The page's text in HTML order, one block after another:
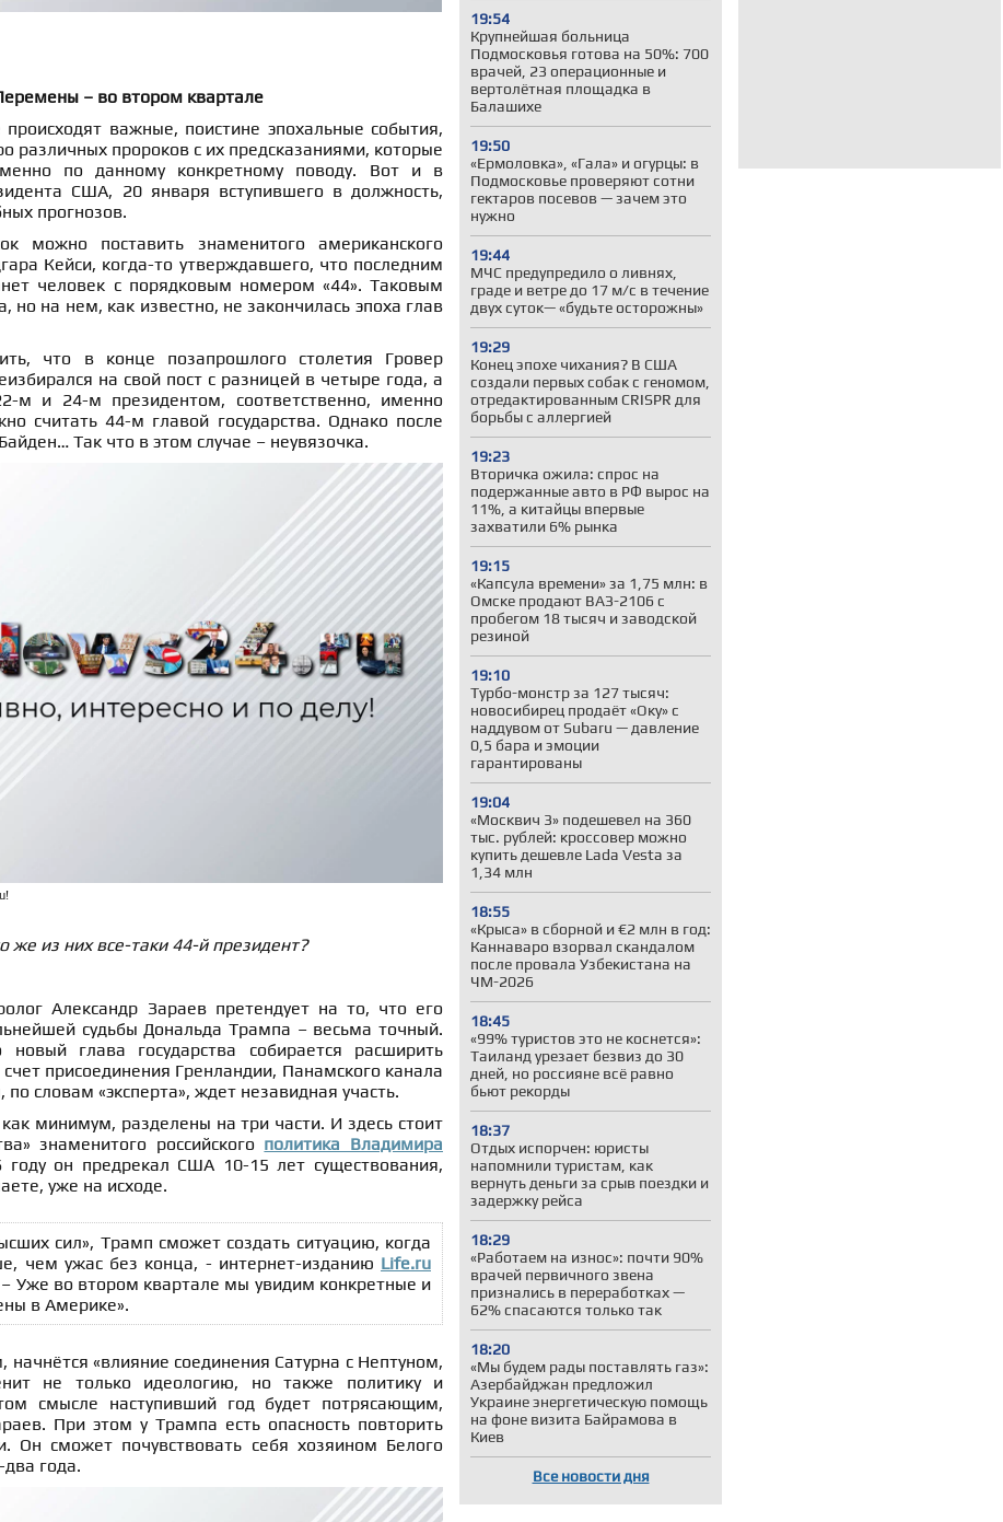
19:54
Крупнейшая больница
Подмосковья готова на 50%: 700
врачей, 23 операционные и
вертолётная площадка в
Балашихе
19:50
«Ермоловка», «Гала» и огурцы: в
Подмосковье проверяют сотни
гектаров посевов — зачем это
нужно
19:44
МЧС предупредило о ливнях,
граде и ветре до 17 м/с в течение
двух суток— «будьте осторожны»
19:29
Конец эпохе чихания? В США
создали первых собак с геномом,
отредактированным CRISPR для
борьбы с аллергией
19:23
Вторичка ожила: спрос на
подержанные авто в РФ вырос на
11%, а китайцы впервые
захватили 6% рынка
19:15
«Капсула времени» за 1,75 млн: в
Омске продают ВАЗ-2106 с
пробегом 18 тысяч и заводской
резиной
19:10
Турбо-монстр за 127 тысяч:
новосибирец продаёт «Оку» с
наддувом от Subaru — давление
0,5 бара и эмоции
гарантированы
19:04
«Москвич 3» подешевел на 360
тыс. рублей: кроссовер можно
купить дешевле Lada Vesta за
1,34 млн
18:55
«Крыса» в сборной и €2 млн в год:
Каннаваро взорвал скандалом
после провала Узбекистана на
ЧМ-2026
18:45
«99% туристов это не коснется»:
Таиланд урезает безвиз до 30
дней, но россияне всё равно
бьют рекорды
18:37
Отдых испорчен: юристы
напомнили туристам, как
вернуть деньги за срыв поездки и
задержку рейса
18:29
«Работаем на износ»: почти 90%
врачей первичного звена
признались в переработках —
62% спасаются только так
18:20
«Мы будем рады поставлять газ»:
Азербайджан предложил
Украине энергетическую помощь
на фоне визита Байрамова в
Киев
Все новости дня
– во втором квартале
важные, поистине эпохальные события,
различных пророков с их предсказаниями, которые
по данному конкретному поводу. Вот и в
США, 20 января вступившего в должность,
прогнозов.
можно поставить знаменитого американского
Кейси, когда-то утверждавшего, что последним
человек с порядковым номером «44». Таковым
но на нем, как известно, не закончилась эпоха глав
что в конце позапрошлого столетия Гровер
на свой пост с разницей в четыре года, а
м и 24-м президентом, соответственно, именно
считать 44-м главой государства. Однако после
Так что в этом случае – неувязочка.
же из них все-таки 44-й президент?
Александр Зараев претендует на то, что его
судьбы Дональда Трампа – весьма точный.
глава государства собирается расширить
присоединения Гренландии, Панамского канала
словам «эксперта», ждет незавидная участь.
минимум, разделены на три части. И здесь стоит
знаменитого российского политика Владимира
он предрекал США 10-15 лет существования,
уже на исходе.
сил», Трамп сможет создать ситуацию, когда
чем ужас без конца, - интернет-изданию Life.ru
– Уже во втором квартале мы увидим конкретные и
в Америке».
начнётся «влияние соединения Сатурна с Нептуном,
не только идеологию, но также политику и
смысле наступивший год будет потрясающим,
При этом у Трампа есть опасность повторить
Он сможет почувствовать себя хозяином Белого
года.